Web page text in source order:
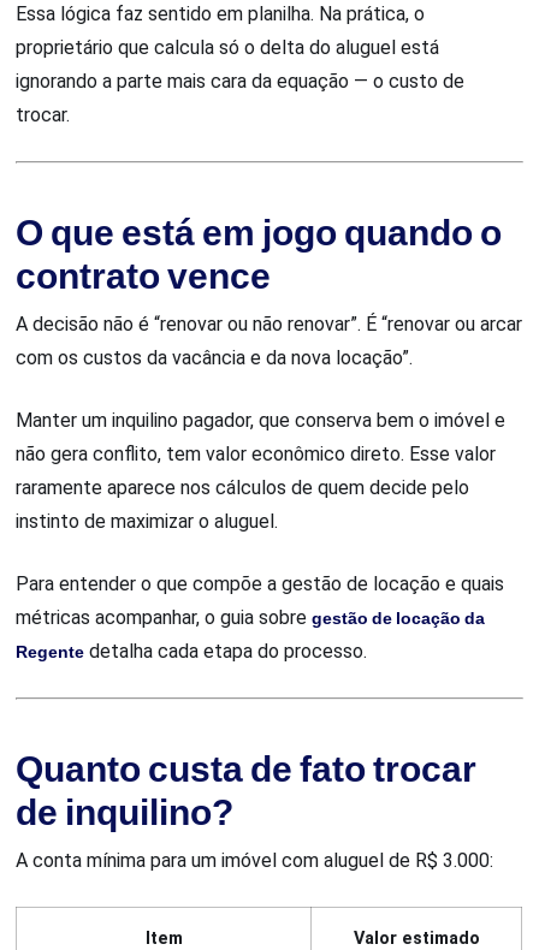
Essa lógica faz sentido em planilha. Na prática, o
proprietário que calcula só o delta do aluguel está
ignorando a parte mais cara da equação — o custo de
trocar.
O que está em jogo quando o
contrato vence
A decisão não é “renovar ou não renovar”. É “renovar ou arcar
com os custos da vacância e da nova locação”.
Manter um inquilino pagador, que conserva bem o imóvel e
não gera conflito, tem valor econômico direto. Esse valor
raramente aparece nos cálculos de quem decide pelo
instinto de maximizar o aluguel.
Para entender o que compõe a gestão de locação e quais
métricas acompanhar, o guia sobregestão de locação da
Regente detalha cada etapa do processo.
Quanto custa de fato trocar
de inquilino?
A conta mínima para um imóvel com aluguel de R$ 3.000:
Item Valor estimado